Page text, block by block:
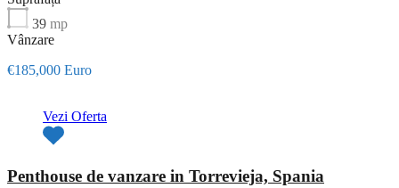
39 mp
Vânzare
€185,000 Euro
Vezi Oferta
Penthouse de vanzare in Torrevieja, Spania